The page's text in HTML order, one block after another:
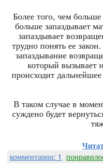
Более того, чем
больше запаздывает
запаздывает
трудно понять ее
запаздывание
который вызывает
происходит
В таком случае в
суждено будет
комментарии: 1